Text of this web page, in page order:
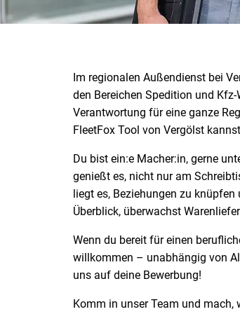
Im regionalen Außendienst bei
den Bereichen Spedition und
Verantwortung für eine ganze
FleetFox Tool von Vergölst
Du bist ein:e Macher:in, gerne
genießt es, nicht nur am
liegt es, Beziehungen zu
Überblick, überwachst
Wenn du bereit für einen
willkommen – unabhängig von
uns auf deine Bewerbung!
Komm in unser Team und mach,